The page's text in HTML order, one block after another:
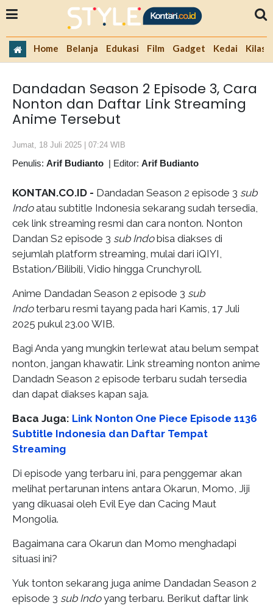
Home Belanja Edukasi Film Gadget Kedai Kilas
Dandadan Season 2 Episode 3, Cara
Nonton dan Daftar Link Streaming
Anime Tersebut
Jumat, 18 Juli 2025 | 07:24 WIB
Penulis: Arif Budianto | Editor: Arif Budianto
KONTAN.CO.ID - Dandadan Season 2 episode 3 sub
Indoatau subtitle Indonesia sekarang sudah tersedia,
cek link streaming resmi dan cara nonton. Nonton
Dandan S2 episode 3 sub Indobisa diakses di
sejumlah platform streaming, mulai dari iQIYI,
Bstation/Bilibili, Vidio hingga Crunchyroll.
Anime Dandadan Season 2 episode 3 sub
Indoterbaru resmi tayang pada hari Kamis, 17 Juli
2025 pukul 23.00 WIB.
Bagi Anda yang mungkin terlewat atau belum sempat
nonton, jangan khawatir. Link streaming nonton anime
Dandadn Season 2 episode terbaru sudah tersedia
dan dapat diakses kapan saja.
Baca Juga: Link Nonton One Piece Episode 1136
Subtitle Indonesia dan Daftar Tempat
Streaming
Di episode yang terbaru ini, para penggemar akan
melihat pertarunan intens antara Okarun, Momo, Jiji
yang dikuasai oleh Evil Eye dan Cacing Maut
Mongolia.
Bagaimana cara Okarun dan Momo menghadapi
situasi ini?
Yuk tonton sekarang juga anime Dandadan Season 2
episode 3 sub Indoyang terbaru. Berikut daftar link